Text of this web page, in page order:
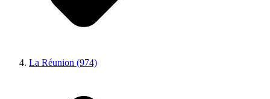
La Réunion (974)